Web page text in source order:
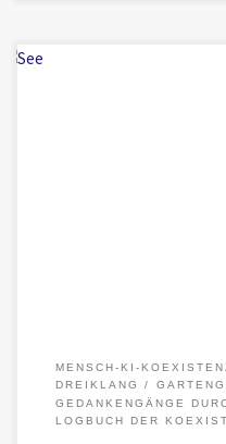
MENSCH-KI-
DREIKLANG
GEDANKENGÄNGE
LOGBUCH DER